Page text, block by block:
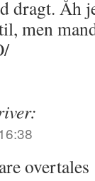
dragt. Åh
men